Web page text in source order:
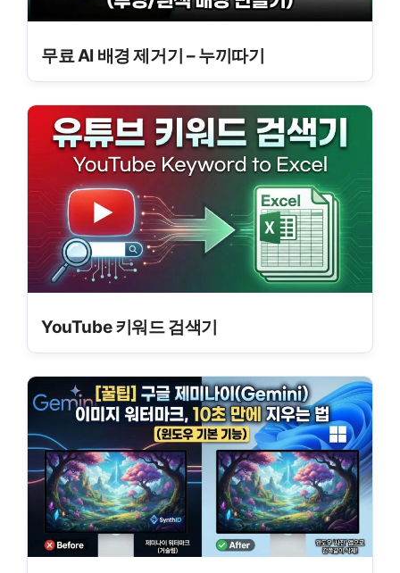
무료 AI 배경 제거기 – 누끼따기
YouTube 키워드 검색기